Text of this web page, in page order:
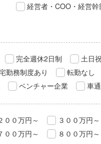
経営者・COO・経営幹
完全週休2日制 土日
勤務制度あり
転勤なし
ベンチャー企業 車
００万円～ ３００万円～
００万円～ ８００万円～